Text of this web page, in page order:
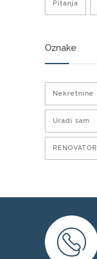
Pitanja
Oznake
Nekretnine
Uradi sam
RENOVATOR